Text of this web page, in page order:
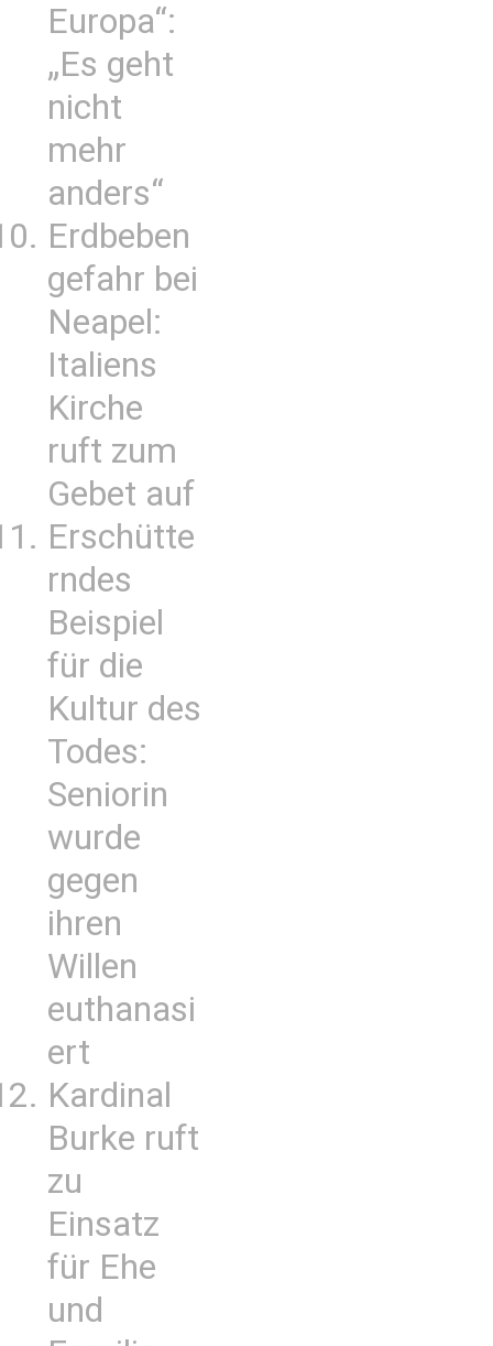
Europa“:
„Es geht
nicht
mehr
anders“
Erdbeben
gefahr bei
Neapel:
Italiens
Kirche
ruft zum
Gebet auf
Erschütte
rndes
Beispiel
für die
Kultur des
Todes:
Seniorin
wurde
gegen
ihren
Willen
euthanasi
ert
Kardinal
Burke ruft
zu
Einsatz
für Ehe
und